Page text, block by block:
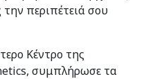
την περιπέτειά σου
Κέντρο της
συμπλήρωσε τα